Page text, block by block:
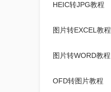
HEIC转JPG教程
图片转EXCEL教程
图片转WORD教程
OFD转图片教程